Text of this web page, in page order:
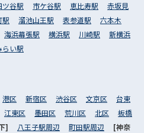
ツ谷駅 市ケ谷駅 恵比寿駅
赤坂見
駅 溜池山王駅 表参道駅
六本木
海浜幕張駅 横浜駅 川崎駅
新横浜
らい駅
港区 新宿区 渋谷区 文京区
台東
江東区 墨田区 荒川区 北区
板橋
] 八王子駅周辺 町田駅周辺 [神奈